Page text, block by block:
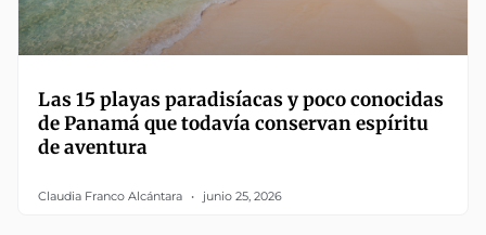
Las 15 playas paradisíacas y poco conocidas
de Panamá que todavía conservan espíritu
de aventura
Claudia Franco Alcántara junio 25, 2026